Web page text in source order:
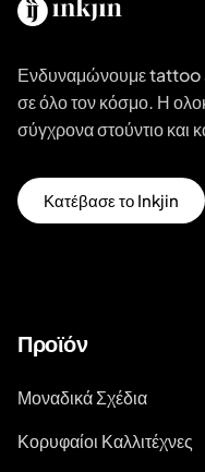
Ενδυναμώνουμε tattoo
σε όλο τον κόσμο. Η
σύγχρονα στούντιο και
Κατέβασε το Inkjin
Προϊόν
Μοναδικά Σχέδια
Κορυφαίοι Καλλιτέχνες